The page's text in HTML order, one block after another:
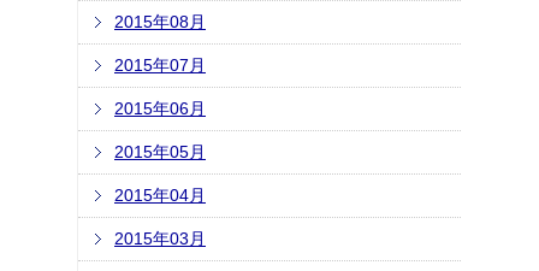
2015年08月
2015年07月
2015年06月
2015年05月
2015年04月
2015年03月